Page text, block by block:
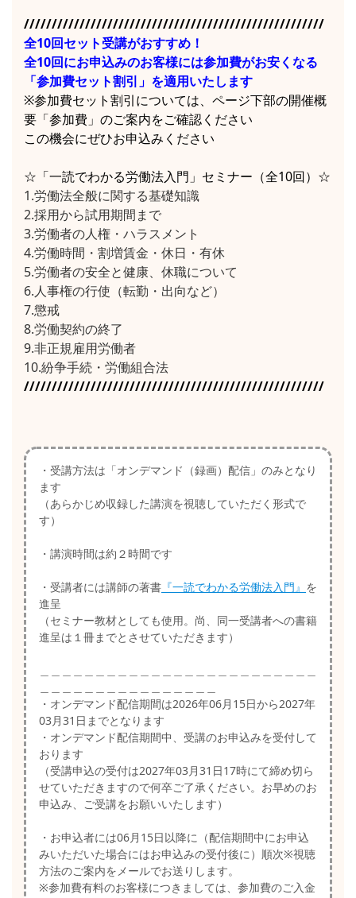
//////////////////////////////////////////////////////
全10回セット受講がおすすめ！
全10回にお申込みのお客様には参加費がお安くなる
「参加費セット割引」を適用いたします
※参加費セット割引については、ページ下部の開催概
要「参加費」のご案内をご確認ください
この機会にぜひお申込みください
☆「一読でわかる労働法入門」セミナー（全10回）☆
1.労働法全般に関する基礎知識
2.採用から試用期間まで
3.労働者の人権・ハラスメント
4.労働時間・割増賃金・休日・有休
5.労働者の安全と健康、休職について
6.人事権の行使（転勤・出向など）
7.懲戒
8.労働契約の終了
9.非正規雇用労働者
10.紛争手続・労働組合法
//////////////////////////////////////////////////////
・受講方法は「オンデマンド（録画）配信」のみとなり
ます
（あらかじめ収録した講演を視聴していただく形式で
す）
・講演時間は約２時間です
・受講者には講師の著書 『一読でわかる労働法入門』 を
進呈
（セミナー教材としても使用。尚、同一受講者への書籍
進呈は１冊までとさせていただきます）
・オンデマンド配信期間は2026年06月15日から2027年
03月31日までとなります
・オンデマンド配信期間中、受講のお申込みを受付して
おります
（受講申込の受付は2027年03月31日17時にて締め切ら
せていただきますので何卒ご了承ください。お早めのお
申込み、ご受講をお願いいたします）
・お申込者には06月15日以降に（配信期間中にお申込
みいただいた場合にはお申込みの受付後に）順次※視聴
方法のご案内をメールでお送りします。
※参加費有料のお客様につきましては、参加費のご入金